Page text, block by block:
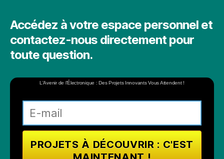
Accédez à votre espace personnel et
contactez-nous directement pour
toute question.
L'Avenir de l'Électronique : Des Projets Innovants Vous Attendent !